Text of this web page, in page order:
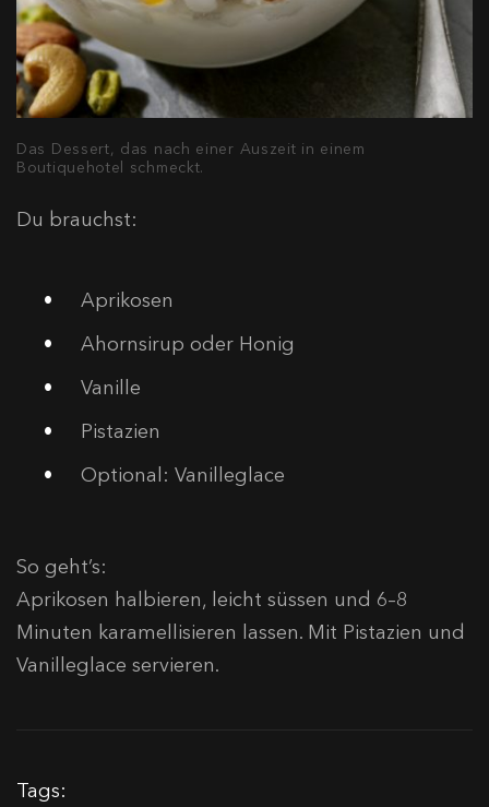
Das Dessert, das nach einer Auszeit in einem
Boutiquehotel schmeckt.
Du brauchst:
Aprikosen
Ahornsirup oder Honig
Vanille
Pistazien
Optional: Vanilleglace
So geht’s:
Aprikosen halbieren, leicht süssen und 6–8
Minuten karamellisieren lassen. Mit Pistazien und
Vanilleglace servieren.
Tags: